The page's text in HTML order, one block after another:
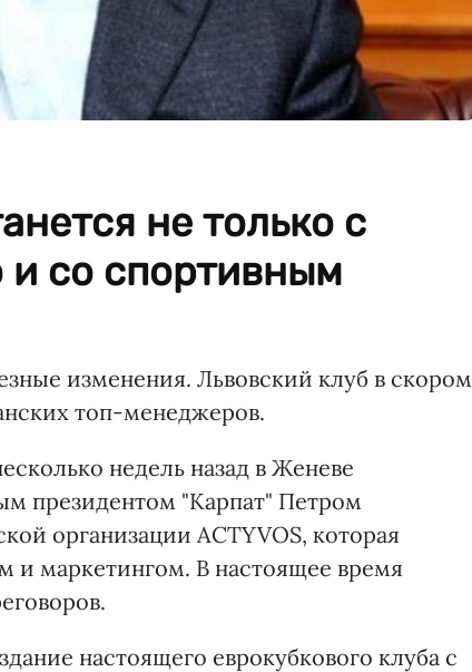
не только с
и со спортивным
изменения. Львовский клуб в скором
топ-менеджеров.
недель назад в Женеве
президентом "Карпат" Петром
организации ACTYVOS, которая
маркетингом. В настоящее время
настоящего еврокубкового клуба с